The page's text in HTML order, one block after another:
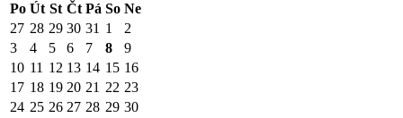
Po Út St Čt Pá So Ne
27 28 29 30 31 1
2
3
4 5 6 7 8
9
10 11 12 13 14 15 16
17 18 19 20 21 22 23
24 25 26 27 28 29 30